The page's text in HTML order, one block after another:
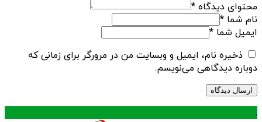
محتوای دیدگاه *
نام شما *
ایمیل شما *
ذخیره نام، ایمیل و وبسایت من در مرورگر برای زمانی که
دوباره دیدگاهی می‌نویسم.
.